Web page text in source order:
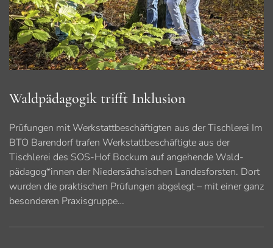
Waldpädagogik trifft Inklusion
Prüfungen mit Werkstattbeschäftigten aus der Tischlerei Im
BTO Barendorf trafen Werkstattbeschäftigte aus der
Tischlerei des SOS-Hof Bockum auf angehende Wald­
pädagog*innen der Niedersächsischen Landesforsten. Dort
wurden die praktischen Prüfungen abgelegt – mit einer ganz
besonderen Praxisgruppe…